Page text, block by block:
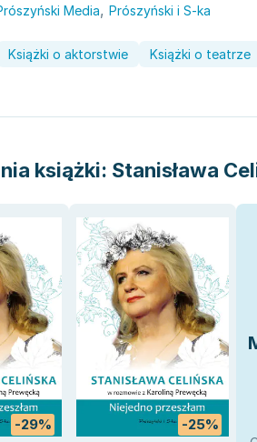
Media, Prószyński i S-ka
Książki o aktorstwie Książki o teatrze
książki: Stanisława
-29% -25%